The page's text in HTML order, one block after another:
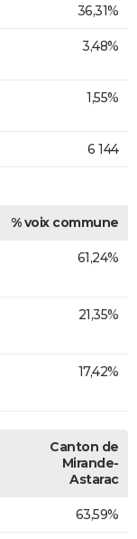
36,31%
3,48%
1,55%
6 144
% voix commune
61,24%
21,35%
17,42%
Canton de
Mirande-
Astarac
63,59%